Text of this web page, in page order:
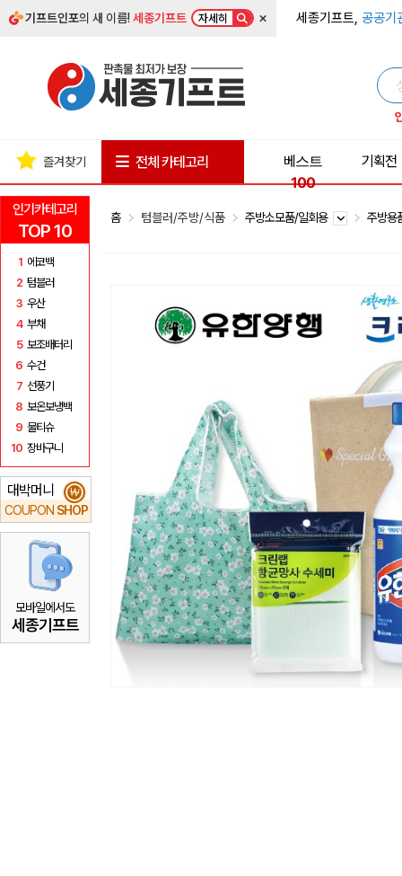
기프트인포의 새 이름!세종기프트 자세히 × 세종기프트, 공공기
인기카테고리
TOP 10
1 에코백
2 텀블러
3 우산
4 부채
5 보조배터리
6 수건
7 선풍기
8 보온보냉백
9 물티슈
10 장바구니
대박머니
COUPON SHOP
₩
모바일에서도
세종기프트
즐겨찾기 전체 카테고리
베스트
100
기획전
홈 텀블러/주방/식품 주방소모품/일회용 주방